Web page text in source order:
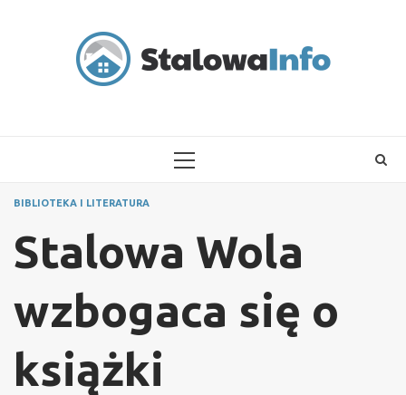
PRIMARY
BIBLIOTEKA I LITERATURA
Stalowa Wola
wzbogaca się o
książki